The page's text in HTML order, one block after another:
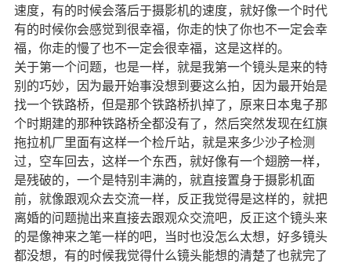
速度，有的时候会落后于摄影机的速度，就好像一个时代
有的时候你会感觉到很幸福，你走的快了你也不一定会幸
福，你走的慢了也不一定会很幸福，这是这样的。
关于第一个问题，也是一样，就是我第一个镜头是来的特
别的巧妙，因为最开始事没想到要这么拍，因为最开始是
找一个铁路桥，但是那个铁路桥扒掉了，原来日本鬼子那
个时期建的那种铁路桥全都没有了，然后突然发现在红旗
拖拉机厂里面有这样一个检斤站，就是来多少沙子检测
过，空车回去，这样一个东西，就好像有一个翅膀一样，
是残破的，一个是特别丰满的，就直接置身于摄影机面
前，就像跟观众去交流一样，反正我觉得是这样的，就把
离婚的问题抛出来直接去跟观众交流吧，反正这个镜头来
的是像神来之笔一样的吧，当时也没怎么太想，好多镜头
都没想，有的时候我觉得什么镜头能想的清楚了也就完了